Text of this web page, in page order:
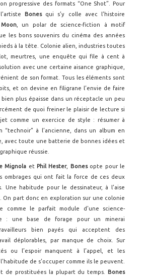
progressive des formats “One Shot”. Pour
Bonesqui s’y colle avec l’histoire
, un polar de science-fiction à motif
les bons souvenirs du cinéma des années
à la tête. Colonie alien, industries toutes
meurtres, une enquête qui file à cent à
avec une certaine aisance graphique,
de son format. Tous les éléments sont
et on devine en filigrane l’envie de faire
plus épaisse dans un réceptacle un peu
de quoi freiner le plaisir de lecture si
comme un exercice de style : résumer à
“technoir” à l’ancienne, dans un album en
avec toute une batterie de bonnes idées et
réussie.
Mignola et Phil Hester, Bonesopte pour le
ombrages qui ont fait la force de ces deux
Une habitude pour le dessinateur, à l’aise
On part donc en exploration sur une colonie
comme le parfait module d’une science-
: une base de forage pour un minerai
bien payés qui acceptent des
déplorables, par manque de choix. Sur
ou l’espoir manquent à l’appel, et les
de s’occuper comme ils le peuvent.
de prostituées la plupart du temps.
Bones